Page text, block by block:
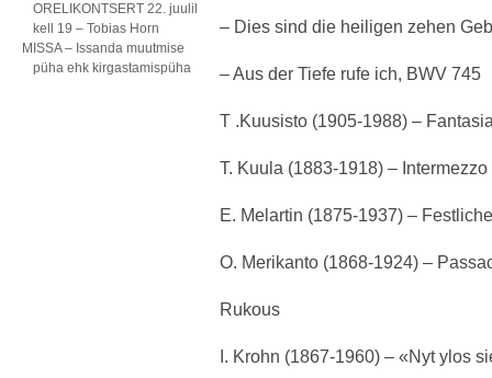
ORELIKONTSERT 22. juulil
kell 19 – Tobias Horn
MISSA – Issanda muutmise
püha ehk kirgastamispüha
– Dies sind die heiligen zehen
– Aus der Tiefe rufe ich, BWV 745
T .Kuusisto (1905-1988) –
T. Kuula (1883-1918) –
E. Melartin (1875-1937) –
O. Merikanto (1868-1924) –
Rukous
I. Krohn (1867-1960) – «Nyt ylos